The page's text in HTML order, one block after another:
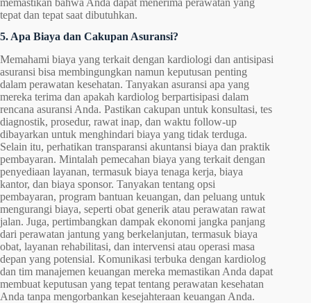
memastikan bahwa Anda dapat menerima perawatan yang
tepat dan tepat saat dibutuhkan.
5. Apa Biaya dan Cakupan Asuransi?
Memahami biaya yang terkait dengan kardiologi dan antisipasi
asuransi bisa membingungkan namun keputusan penting
dalam perawatan kesehatan. Tanyakan asuransi apa yang
mereka terima dan apakah kardiolog berpartisipasi dalam
rencana asuransi Anda. Pastikan cakupan untuk konsultasi, tes
diagnostik, prosedur, rawat inap, dan waktu follow-up
dibayarkan untuk menghindari biaya yang tidak terduga.
Selain itu, perhatikan transparansi akuntansi biaya dan praktik
pembayaran. Mintalah pemecahan biaya yang terkait dengan
penyediaan layanan, termasuk biaya tenaga kerja, biaya
kantor, dan biaya sponsor. Tanyakan tentang opsi
pembayaran, program bantuan keuangan, dan peluang untuk
mengurangi biaya, seperti obat generik atau perawatan rawat
jalan. Juga, pertimbangkan dampak ekonomi jangka panjang
dari perawatan jantung yang berkelanjutan, termasuk biaya
obat, layanan rehabilitasi, dan intervensi atau operasi masa
depan yang potensial. Komunikasi terbuka dengan kardiolog
dan tim manajemen keuangan mereka memastikan Anda dapat
membuat keputusan yang tepat tentang perawatan kesehatan
Anda tanpa mengorbankan kesejahteraan keuangan Anda.